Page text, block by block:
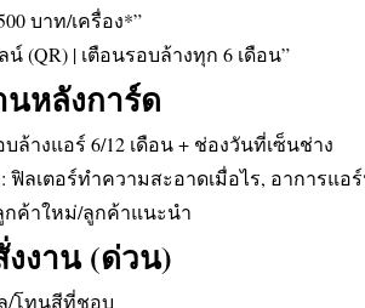
บาท/เครื่อง*”
(QR) | เตือนรอบล้างทุก 6 เดือน”
นหลังการ์ด
บล้างแอร์ 6/12 เดือน + ช่องวันที่เซ็นช่าง
ฟิลเตอร์ทำความสะอาดเมื่อไร, อาการแอ
ค้าใหม่/ลูกค้าแนะนำ
งาน (ด่วน)
/โทนสีที่ชอบ